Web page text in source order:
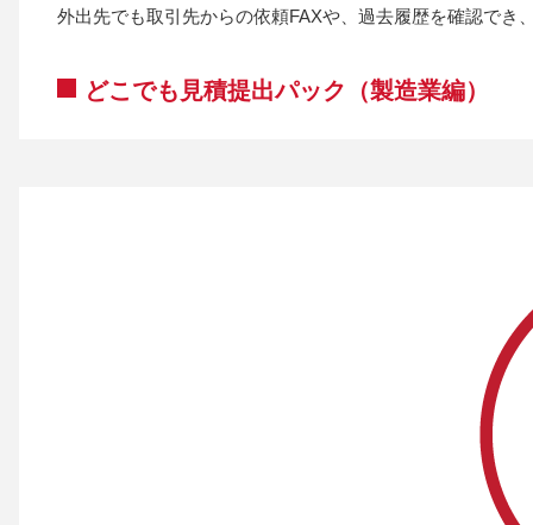
外出先でも取引先からの依頼FAXや、過去履歴を確認で
どこでも見積提出パック（製造業編）